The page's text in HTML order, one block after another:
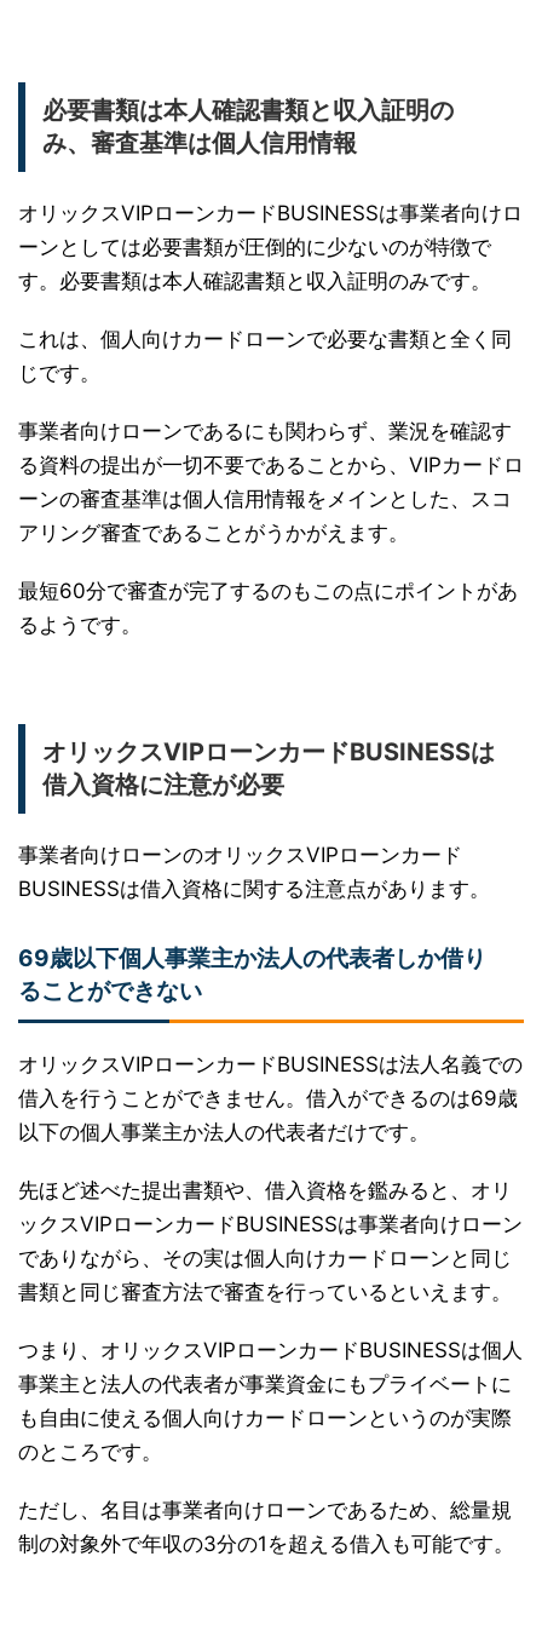
必要書類は本人確認書類と収入証明の
み、審査基準は個人信用情報
オリックスVIPローンカードBUSINESSは事業者向けロ
ーンとしては必要書類が圧倒的に少ないのが特徴で
す。必要書類は本人確認書類と収入証明のみです。
これは、個人向けカードローンで必要な書類と全く同
じです。
事業者向けローンであるにも関わらず、業況を確認す
る資料の提出が一切不要であることから、VIPカードロ
ーンの審査基準は個人信用情報をメインとした、スコ
アリング審査であることがうかがえます。
最短60分で審査が完了するのもこの点にポイントがあ
るようです。
オリックスVIPローンカードBUSINESSは
借入資格に注意が必要
事業者向けローンのオリックスVIPローンカード
BUSINESSは借入資格に関する注意点があります。
69歳以下個人事業主か法人の代表者しか借り
ることができない
オリックスVIPローンカードBUSINESSは法人名義での
借入を行うことができません。借入ができるのは69歳
以下の個人事業主か法人の代表者だけです。
先ほど述べた提出書類や、借入資格を鑑みると、オリ
ックスVIPローンカードBUSINESSは事業者向けローン
でありながら、その実は個人向けカードローンと同じ
書類と同じ審査方法で審査を行っているといえます。
つまり、オリックスVIPローンカードBUSINESSは個人
事業主と法人の代表者が事業資金にもプライベートに
も自由に使える個人向けカードローンというのが実際
のところです。
ただし、名目は事業者向けローンであるため、総量規
制の対象外で年収の3分の1を超える借入も可能です。